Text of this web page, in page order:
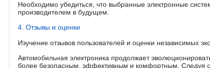
Необходимо убедиться, что выбранные электронные
производителем в будущем.
4. Отзывы и оценки
Изучение отзывов пользователей и оценки независимых
Автомобильная электроника продолжает
более безопасным, эффективным и комфортным. Следуя